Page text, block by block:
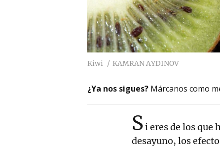
Kiwi KAMRAN AYDINOV
¿Ya nos sigues? Márcanos como
Si eres de los que
desayuno, los